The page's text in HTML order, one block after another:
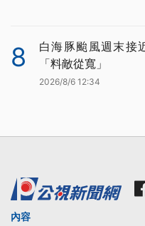
8
白海豚颱風週末接
「料敵從寬」
2026/8/6 12:34
內容